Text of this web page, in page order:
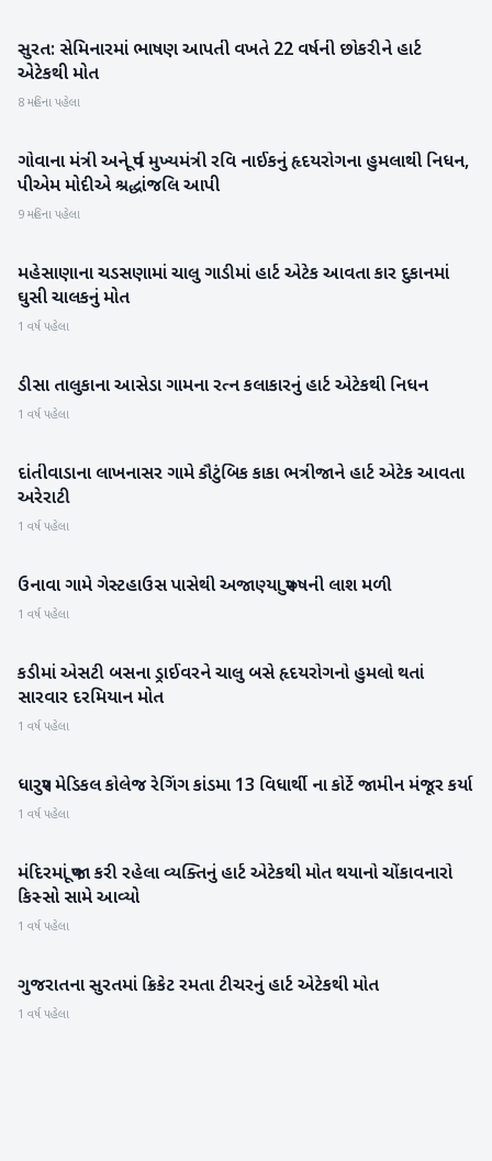
ગુજરાત
સુરત: સેમિનારમાં ભાષણ આપતી વખતે 22 વર્ષની છોકરીને હાર્ટ
એટેકથી મોત
8 મહિના પહેલા
રાષ્ટ્રીય
ગોવાના મંત્રી અને પૂર્વ મુખ્યમંત્રી રવિ નાઈકનું હૃદયરોગના હુમલાથી નિધન,
પીએમ મોદીએ શ્રદ્ધાંજલિ આપી
9 મહિના પહેલા
મહેસાણા
મહેસાણાના ચડસણામાં ચાલુ ગાડીમાં હાર્ટ એટેક આવતા કાર દુકાનમાં
ઘુસી ચાલકનું મોત
1 વર્ષ પહેલા
બનાસકાંઠા
ડીસા તાલુકાના આસેડા ગામના રત્ન કલાકારનું હાર્ટ એટેકથી નિધન
1 વર્ષ પહેલા
બનાસકાંઠા
દાંતીવાડાના લાખનાસર ગામે કૌટુંબિક કાકા ભત્રીજાને હાર્ટ એટેક આવતા
અરેરાટી
1 વર્ષ પહેલા
મહેસાણા
ઉનાવા ગામે ગેસ્ટહાઉસ પાસેથી અજાણ્યા પુરુષની લાશ મળી
1 વર્ષ પહેલા
મહેસાણા
કડીમાં એસટી બસના ડ્રાઈવરને ચાલુ બસે હૃદયરોગનો હુમલો થતાં
સારવાર દરમિયાન મોત
1 વર્ષ પહેલા
પાટણ
ધારપુર મેડિકલ કોલેજ રેગિંગ કાંડમા 13 વિધાર્થી ના કોર્ટે જામીન મંજૂર કર્યા
1 વર્ષ પહેલા
ગુજરાત
મંદિરમાં પૂજા કરી રહેલા વ્યક્તિનું હાર્ટ એટેકથી મોત થયાનો ચોંકાવનારો
કિસ્સો સામે આવ્યો
1 વર્ષ પહેલા
ગુજરાત
ગુજરાતના સુરતમાં ક્રિકેટ રમતા ટીચરનું હાર્ટ એટેકથી મોત
1 વર્ષ પહેલા